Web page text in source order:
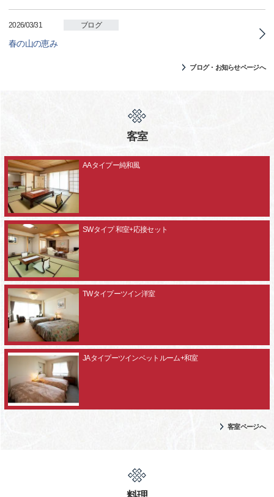
2026/03/31 ブログ
春の山の恵み
ブログ・お知らせページへ
客室
AAタイプー純和風
SWタイプ 和室+応接セット
TWタイプーツイン洋室
JAタイプーツインベットルーム+和室
客室ページへ